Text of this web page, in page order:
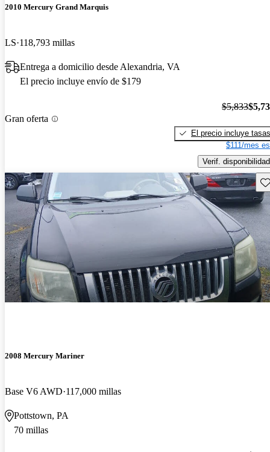
2010 Mercury Grand Marquis
LS 118,793 millas
Entrega a domicilio desde Alexandria, VA
El precio incluye envío de $179
Gran oferta
$5,833
El precio incluye tasas
$111/mes
Verif. disponibilidad
2008 Mercury Mariner
Base V6 AWD 117,000 millas
Pottstown, PA
70 millas